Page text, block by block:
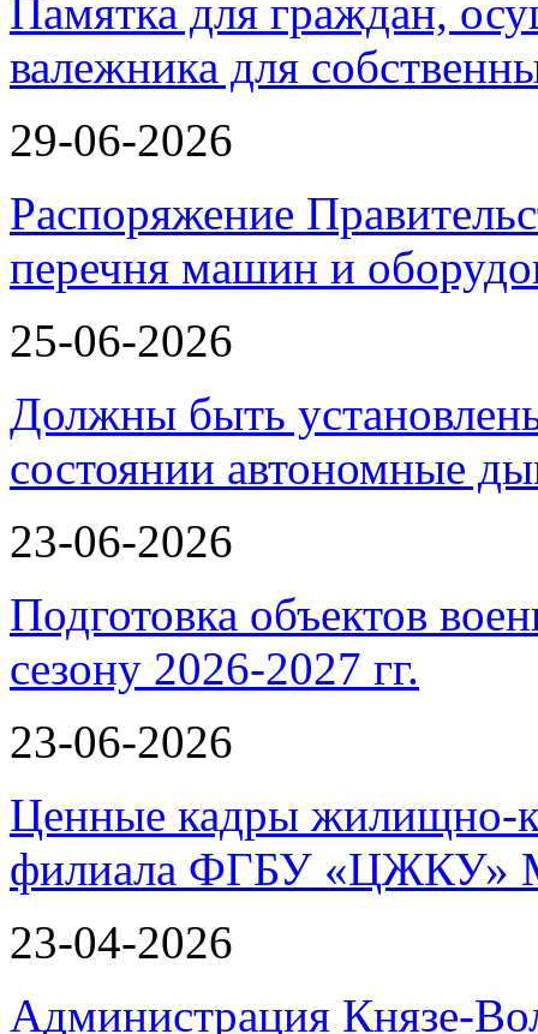
Памятка для граждан,
валежника для
29-06-2026
Распоряжение
перечня машин и
25-06-2026
Должны быть
состоянии автономные
23-06-2026
Подготовка объектов
сезону 2026-2027 гг.
23-06-2026
Ценные кадры жилищно-
филиала ФГБУ «ЦЖКУ»
23-04-2026
Администрация Князе-